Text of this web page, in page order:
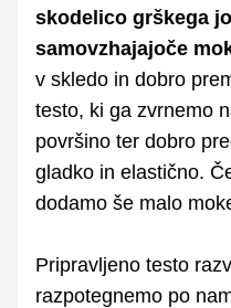
skodelico grškega
samovzhajajoče
v skledo in dobro
testo, ki ga zvrnemo
površino ter dobro
gladko in elastično.
dodamo še malo
Pripravljeno testo
razpotegnemo po